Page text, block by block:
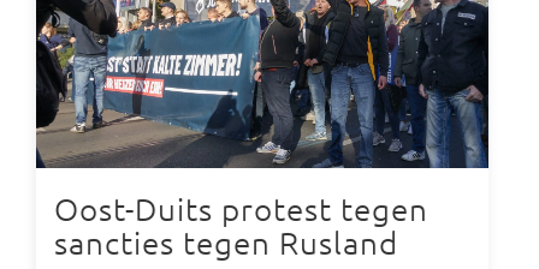
Oost-Duits protest tegen
sancties tegen Rusland